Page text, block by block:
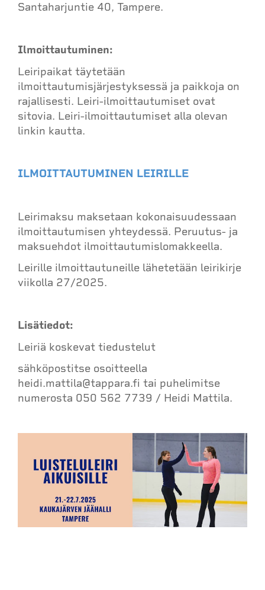
Santaharjuntie 40, Tampere.
Ilmoittautuminen:
Leiripaikat täytetään
ilmoittautumisjärjestyksessä ja paikkoja on
rajallisesti. Leiri-ilmoittautumiset ovat
sitovia. Leiri-ilmoittautumiset alla olevan
linkin kautta.
ILMOITTAUTUMINEN LEIRILLE
Leirimaksu maksetaan kokonaisuudessaan
ilmoittautumisen yhteydessä. Peruutus- ja
maksuehdot ilmoittautumislomakkeella.
Leirille ilmoittautuneille lähetetään leirikirje
viikolla 27/2025.
Lisätiedot:
Leiriä koskevat tiedustelut
sähköpostitse osoitteella
heidi.mattila@tappara.fi tai puhelimitse
numerosta 050 562 7739 / Heidi Mattila.